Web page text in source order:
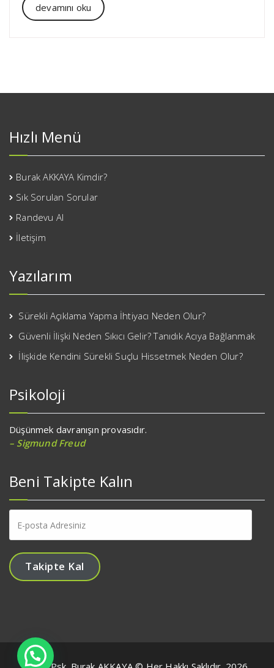
devamını oku
Hızlı Menü
Burak AKKAYA Kimdir?
Sık Sorulan Sorular
Randevu Al
İletişim
Yazılarım
Sürekli Açıklama Yapma İhtiyacı Neden Olur?
Güvenli İlişki Neden Sıkıcı Gelir? Tanıdık Acıya Bağlanmak
İlişkide Kendini Sürekli Suçlu Hissetmek Neden Olur?
Psikoloji
Düşünmek davranışın provasıdır.
– Sigmund Freud
Beni Takipte Kalın
posta
Adresiniz
Takipte Kal